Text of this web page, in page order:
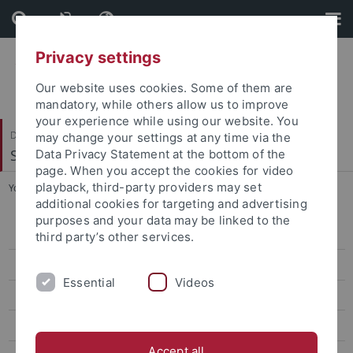
Skip
to
content
Skip
to
footer
Dezernat IV
Studierende
You are here: Startseite ... Formulare
Studierenden Service Point (SSP)
Zulassung internationaler Studierender
Privacy settings
Our website uses cookies. Some of them are
mandatory, while others allow us to improve
your experience while using our website. You
may change your settings at any time via the
Data Privacy Statement at the bottom of the
page. When you accept the cookies for video
playback, third-party providers may set
additional cookies for targeting and advertising
purposes and your data may be linked to the
third party’s other services.
Essential Videos